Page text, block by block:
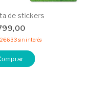
de stickers
sin interés